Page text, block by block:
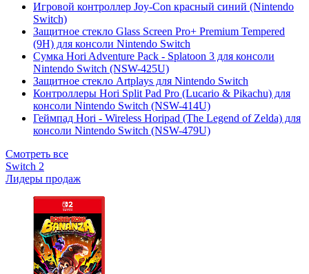
Игровой контроллер Joy-Con красный синий (Nintendo
Switch)
Защитное стекло Glass Screen Pro+ Premium Tempered
(9H) для консоли Nintendo Switch
Сумка Hori Adventure Pack - Splatoon 3 для консоли
Nintendo Switch (NSW-425U)
Защитное стекло Artplays для Nintendo Switch
Контроллеры Hori Split Pad Pro (Lucario & Pikachu) для
консоли Nintendo Switch (NSW-414U)
Геймпад Hori - Wireless Horipad (The Legend of Zelda) для
консоли Nintendo Switch (NSW-479U)
Смотреть все
Switch 2
Лидеры продаж